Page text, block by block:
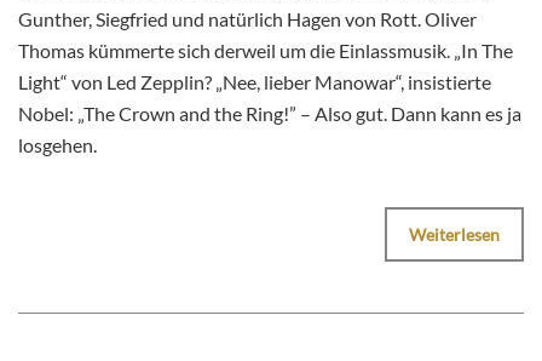
Gunther, Siegfried und natürlich Hagen von Rott. Oliver
Thomas kümmerte sich derweil um die Einlassmusik. „In The
Light“ von Led Zepplin? „Nee, lieber Manowar“, insistierte
Nobel: „The Crown and the Ring!” – Also gut. Dann kann es ja
losgehen.
Weiterlesen